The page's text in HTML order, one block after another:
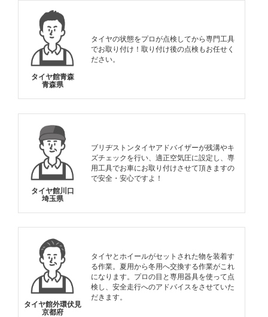
タイヤ館青森
青森県
タイヤの状態をプロが点検してから専門工具
でお取り付け！取り付け後の点検もお任せく
ださい。
タイヤ館川口
埼玉県
ブリヂストンタイヤアドバイザーが残溝やキ
ズチェックを行い、適正空気圧に設定し、専
用工具でお車にお取り付けさせて頂きますの
で安全・安心ですよ！
タイヤ館外環伏見
京都府
タイヤとホイールがセットされた物を装着す
る作業。夏用から冬用へ交換する作業がこれ
になります。プロの目と専用器具を使って点
検し、安全走行へのアドバイスをさせていた
だきます。